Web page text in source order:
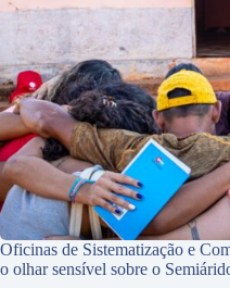
Oficinas de Sistematização e
o olhar sensível sobre o